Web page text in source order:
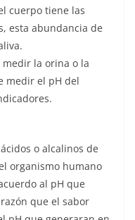
cuerpo tiene las
esta abundancia de
la orina o la
medir el pH del
o alcalinos de
organismo humano
al pH que
que el sabor